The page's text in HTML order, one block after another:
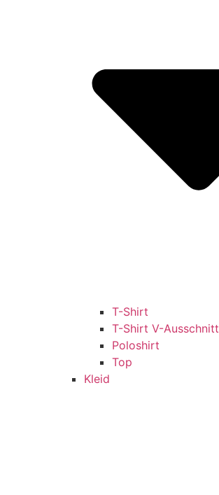
T-Shirt
T-Shirt V-Ausschnitt
Poloshirt
Top
Kleid